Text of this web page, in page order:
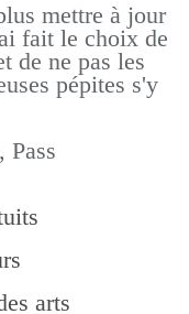
mettre à jour
fait le choix de
de ne pas les
pépites s'y
Pass
arts